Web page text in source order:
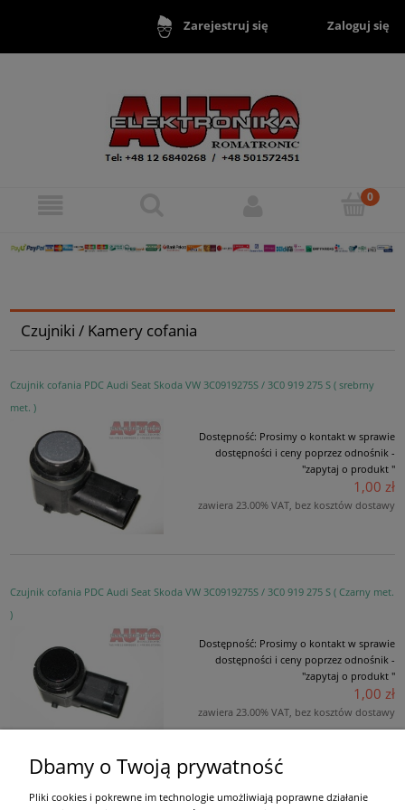
Zarejestruj się Zaloguj się
Czujniki / Kamery cofania
Czujnik cofania PDC Audi Seat Skoda VW 3C0919275S / 3C0 919 275 S ( srebrny
met. )
Dostępność: Prosimy o kontakt w sprawie
dostępności i ceny poprzez odnośnik -
"zapytaj o produkt "
1,00 zł
zawiera 23.00% VAT, bez kosztów dostawy
Czujnik cofania PDC Audi Seat Skoda VW 3C0919275S / 3C0 919 275 S ( Czarny met.
)
Dostępność: Prosimy o kontakt w sprawie
dostępności i ceny poprzez odnośnik -
"zapytaj o produkt "
1,00 zł
zawiera 23.00% VAT, bez kosztów dostawy
Moje konto
Dbamy o Twoją prywatność
Pliki cookies i pokrewne im technologie umożliwiają poprawne działanie